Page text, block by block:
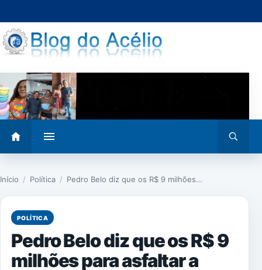
para
o
conteúdo
menu
busca
Início / Política / Pedro Belo diz que os R$ 9 milhões…
POLÍTICA
Pedro Belo diz que os R$ 9
milhões para asfaltar a